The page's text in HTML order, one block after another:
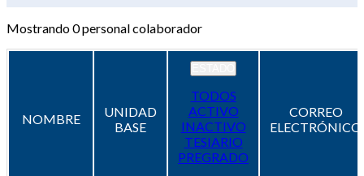
Mostrando0personal colaborador
NOMBRE
UNIDAD
BASE
TODOS
ACTIVO
INACTIVO
TESIARIO
PREGRADO
CORREO
ELECTRÓNICO